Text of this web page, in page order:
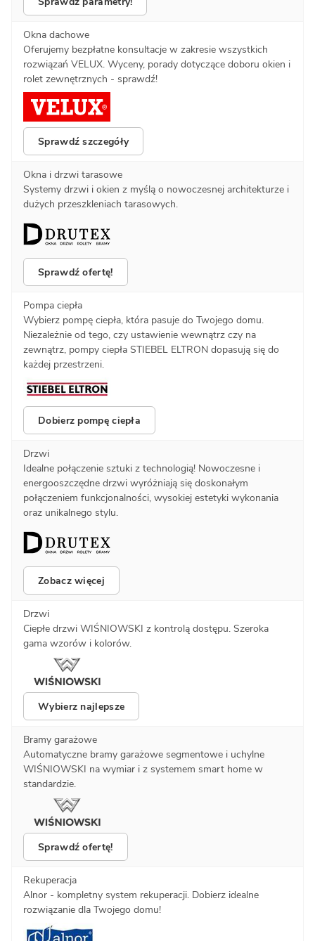
Okna dachowe
Oferujemy bezpłatne konsultacje w zakresie wszystkich
rozwiązań VELUX. Wyceny, porady dotyczące doboru okien i
rolet zewnętrznych - sprawdź!
Sprawdź szczegóły
Okna i drzwi tarasowe
Systemy drzwi i okien z myślą o nowoczesnej architekturze i
dużych przeszkleniach tarasowych.
Sprawdź ofertę!
Pompa ciepła
Wybierz pompę ciepła, która pasuje do Twojego domu.
Niezależnie od tego, czy ustawienie wewnątrz czy na
zewnątrz, pompy ciepła STIEBEL ELTRON dopasują się do
każdej przestrzeni.
Dobierz pompę ciepła
Drzwi
Idealne połączenie sztuki z technologią! Nowoczesne i
energooszczędne drzwi wyróżniają się doskonałym
połączeniem funkcjonalności, wysokiej estetyki wykonania
oraz unikalnego stylu.
Zobacz więcej
Drzwi
Ciepłe drzwi WIŚNIOWSKI z kontrolą dostępu. Szeroka
gama wzorów i kolorów.
Wybierz najlepsze
Bramy garażowe
Automatyczne bramy garażowe segmentowe i uchylne
WIŚNIOWSKI na wymiar i z systemem smart home w
standardzie.
Sprawdź ofertę!
Rekuperacja
Alnor - kompletny system rekuperacji. Dobierz idealne
rozwiązanie dla Twojego domu!